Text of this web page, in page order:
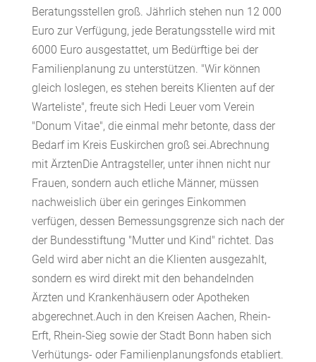
Beratungsstellen groß. Jährlich stehen nun 12 000
Euro zur Verfügung, jede Beratungsstelle wird mit
6000 Euro ausgestattet, um Bedürftige bei der
Familienplanung zu unterstützen. "Wir können
gleich loslegen, es stehen bereits Klienten auf der
Warteliste", freute sich Hedi Leuer vom Verein
"Donum Vitae", die einmal mehr betonte, dass der
Bedarf im Kreis Euskirchen groß sei.Abrechnung
mit ÄrztenDie Antragsteller, unter ihnen nicht nur
Frauen, sondern auch etliche Männer, müssen
nachweislich über ein geringes Einkommen
verfügen, dessen Bemessungsgrenze sich nach der
der Bundesstiftung "Mutter und Kind" richtet. Das
Geld wird aber nicht an die Klienten ausgezahlt,
sondern es wird direkt mit den behandelnden
Ärzten und Krankenhäusern oder Apotheken
abgerechnet.Auch in den Kreisen Aachen, Rhein-
Erft, Rhein-Sieg sowie der Stadt Bonn haben sich
Verhütungs- oder Familienplanungsfonds etabliert.